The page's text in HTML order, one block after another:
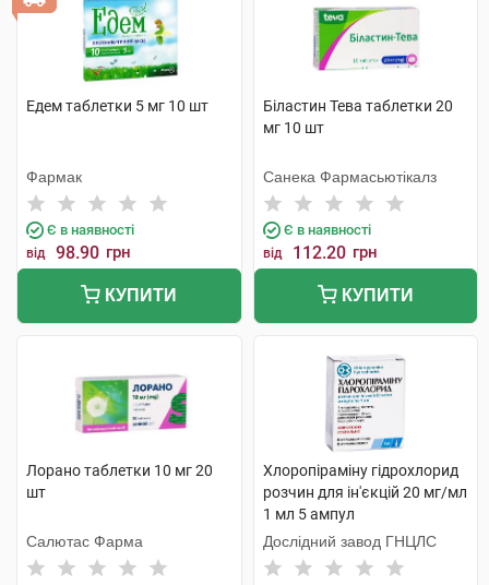
Едем таблетки 5 мг 10 шт
Фармак
Є в наявності
від 98.90 грн
КУПИТИ
Біластин Тева таблетки 20
мг 10 шт
Санека Фармасьютікалз
Є в наявності
від 112.20 грн
КУПИТИ
Лорано таблетки 10 мг 20
шт
Салютас Фарма
Хлоропіраміну гідрохлорид
розчин для ін'єкцій 20 мг/мл
1 мл 5 ампул
Дослідний завод ГНЦЛС